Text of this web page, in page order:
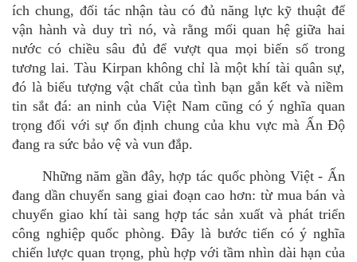
ích chung, đối tác nhận tàu có đủ năng lực kỹ thuật để
vận hành và duy trì nó, và rằng mối quan hệ giữa hai
nước có chiều sâu đủ để vượt qua mọi biến số trong
tương lai. Tàu Kirpan không chỉ là một khí tài quân sự,
đó là biểu tượng vật chất của tình bạn gắn kết và niềm
tin sắt đá: an ninh của Việt Nam cũng có ý nghĩa quan
trọng đối với sự ổn định chung của khu vực mà Ấn Độ
đang ra sức bảo vệ và vun đắp.
Những năm gần đây, hợp tác quốc phòng Việt - Ấn
đang dần chuyển sang giai đoạn cao hơn: từ mua bán và
chuyển giao khí tài sang hợp tác sản xuất và phát triển
công nghiệp quốc phòng. Đây là bước tiến có ý nghĩa
chiến lược quan trọng, phù hợp với tầm nhìn dài hạn của